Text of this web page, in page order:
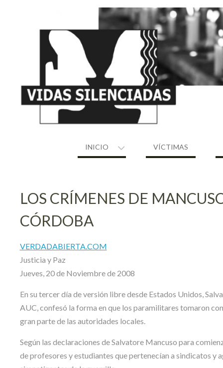
INICIO VÍCTIMAS
LOS CRÍMENES DE
CÓRDOBA
VERDADABIERTA.COM
Justicia y Paz
Jueves, 20 de Noviembre de 2008
En su tercer día de versión libre desde Estados Unidos,
AUC, confesó la forma en que los paramilitares tomaron
gran parte de las autoridades locales.
Según las declaraciones de Salvatore Mancuso para
de profesores y estudiantes que pertenecían a sindicatos y